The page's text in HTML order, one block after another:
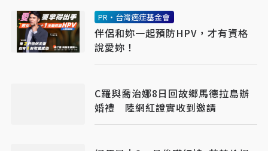
PR・台灣癌症基金會
伴侶和妳一起預防HPV，才有資格
說愛妳！
C羅與喬治娜8日回故鄉馬德拉島辦
婚禮 陸網紅證實收到邀請